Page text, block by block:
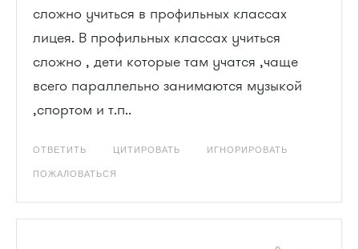
сложно учиться в профильных классах
лицея. В профильных классах учиться
сложно , дети которые там учатся ,чаще
всего параллельно занимаются музыкой
,спортом и т.п..
ОТВЕТИТЬ ЦИТИРОВАТЬ ИГНОРИРОВАТЬ
ПОЖАЛОВАТЬСЯ